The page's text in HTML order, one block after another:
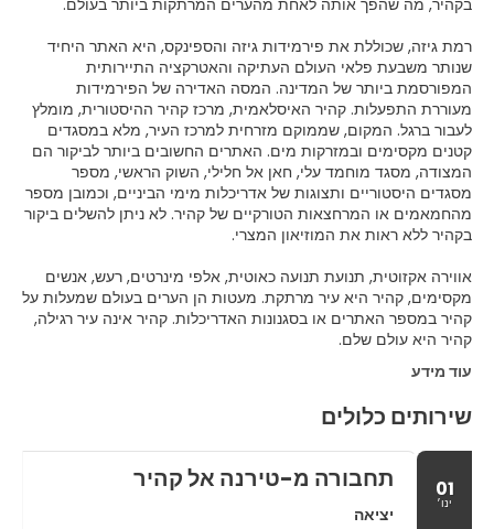
רמת גיזה, שכוללת את פירמידות גיזה והספינקס, היא האתר היחיד
שנותר משבעת פלאי העולם העתיקה והאטרקציה התיירותית
המפורסמת ביותר של המדינה. המסה האדירה של הפירמידות
מעוררת התפעלות. קהיר האיסלאמית, מרכז קהיר ההיסטורית, מומלץ
לעבור ברגל. המקום, שממוקם מזרחית למרכז העיר, מלא במסגדים
קטנים מקסימים ובמזרקות מים. האתרים החשובים ביותר לביקור הם
המצודה, מסגד מוחמד עלי, חאן אל חלילי, השוק הראשי, מספר
מסגדים היסטוריים ותצוגות של אדריכלות מימי הביניים, וכמובן מספר
מהחמאמים או המרחצאות הטורקיים של קהיר. לא ניתן להשלים ביקור
אווירה אקזוטית, תנועת תנועה כאוטית, אלפי מינרטים, רעש, אנשים
מקסימים, קהיר היא עיר מרתקת. מעטות הן הערים בעולם שמעלות על
קהיר במספר האתרים או בסגנונות האדריכלות. קהיר אינה עיר רגילה,
קהיר היא עולם שלם.
עוד מידע
שירותים כלולים
01
ינו׳
תחבורה מ-טירנה אל קהיר
יציאה